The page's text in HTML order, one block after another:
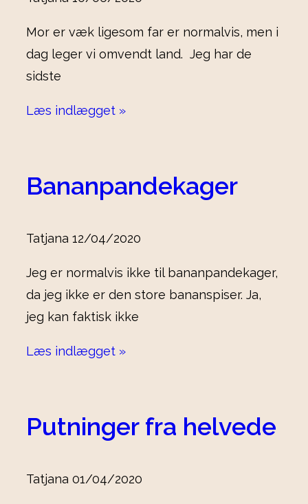
Mor er væk ligesom far er normalvis, men i
dag leger vi omvendt land. Jeg har de
sidste
Læs indlægget »
Bananpandekager
Tatjana 12/04/2020
Jeg er normalvis ikke til bananpandekager,
da jeg ikke er den store bananspiser. Ja,
jeg kan faktisk ikke
Læs indlægget »
Putninger fra helvede
Tatjana 01/04/2020